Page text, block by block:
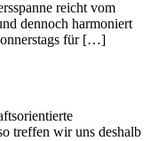
reicht vom
dennoch harmoniert
für […]
treffen wir uns deshalb